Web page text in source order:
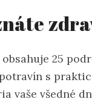
25
s
vaše všedné